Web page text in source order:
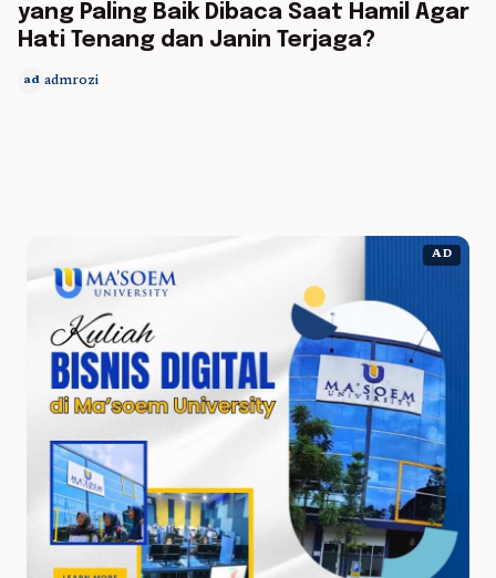
yang Paling Baik Dibaca Saat Hamil Agar
Hati Tenang dan Janin Terjaga?
ad admrozi
AD